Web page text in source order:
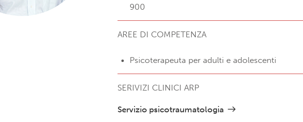
900
AREE DI COMPETENZA
Psicoterapeuta per adulti e adolescenti
SERIVIZI CLINICI ARP
Servizio psicotraumatologia